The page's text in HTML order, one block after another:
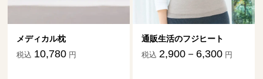
メディカル枕
税込 10,780 円
通販生活のフジヒート
税込 2,900－6,300 円